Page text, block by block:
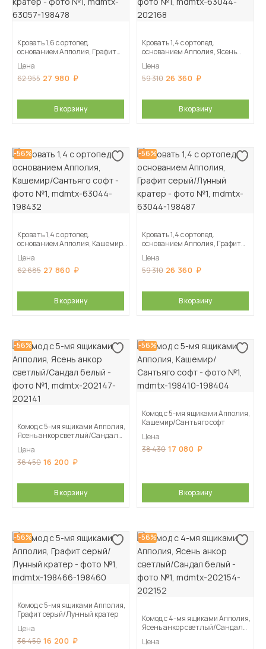
Кровать 1,6 с ортопед.
основанием Апполия, Графит
Цена
62 955 27 980
В корзину
Кровать 1,4 с ортопед.
основанием Апполия, Ясень
Цена
59 310 26 360
В корзину
-56%
Кровать 1,4 с ортопед.
основанием Апполия, Кашемир/
Цена
62 685 27 860
В корзину
-56%
Кровать 1,4 с ортопед.
основанием Апполия, Графит
Цена
59 310 26 360
В корзину
-56%
Комод с 5-мя ящиками Апполия,
Ясень анкор светлый/Сандал
Цена
36 450 16 200
В корзину
-56%
Комод с 5-мя ящиками Апполия,
Кашемир/Сантьяго софт
Цена
38 430 17 080
В корзину
-56%
Комод с 5-мя ящиками Апполия,
Графит серый/Лунный кратер
Цена
36 450 16 200
-56%
Комод с 4-мя ящиками Апполия,
Ясень анкор светлый/Сандал
Цена